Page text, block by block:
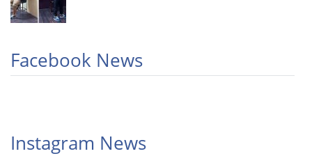
Facebook News
Instagram News